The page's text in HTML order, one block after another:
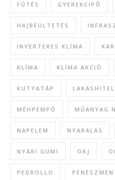
FŰTÉS GYEREKCIPŐ
HAJBEÜLTETÉS
INVERTERES KLÍMA
KLÍMA KLÍMA AKCIÓ
KUTYATÁP LAKÁSHITEL
MÉHPEMPŐ MŰANYAG
NAPELEM NYARALÁS
NYÁRI GUMI OKJ
PEDROLLO